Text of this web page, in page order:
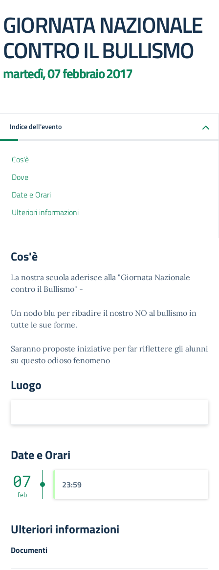
GIORNATA NAZIONALE
CONTRO IL BULLISMO
martedì, 07 febbraio 2017
Indice dell'evento
Cos'è
Dove
Date e Orari
Ulteriori informazioni
Cos'è
La nostra scuola aderisce alla "Giornata Nazionale
contro il Bullismo" -
Un nodo blu per ribadire il nostro NO al bullismo in
tutte le sue forme.
Saranno proposte iniziative per far riflettere gli alunni
su questo odioso fenomeno
Luogo
Date e Orari
07
feb
23:59
Ulteriori informazioni
Documenti